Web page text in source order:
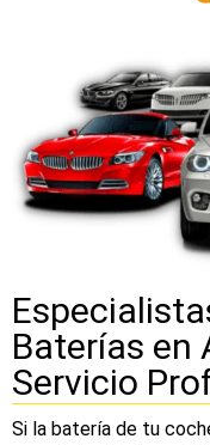
Baterías en
Servicio
Si la batería de tu